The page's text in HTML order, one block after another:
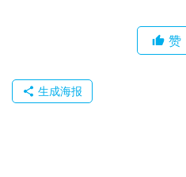
赞
生成海报